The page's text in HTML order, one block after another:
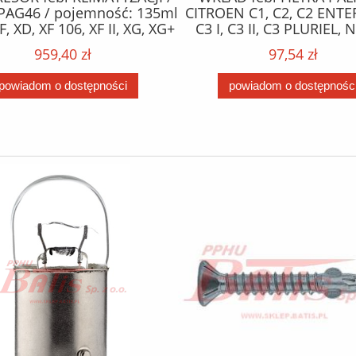
/ pojemność: 135ml
XD, XF 106, XF II, XG, XG+
959,40 zł
powiadom o dostępności
CITROEN C1, C2, C2
C3 I, C3 II, C3 PLURIEL,
XSARA; FORD FIESTA V,
FUSION; MAZDA 2;
1007, 107, 206, 206+,
BIPPER 1.4D 09.01-
97,54 zł
powiadom o